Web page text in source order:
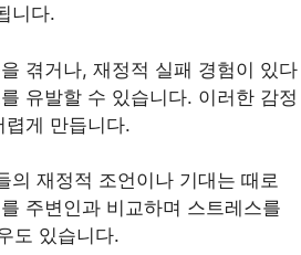
니다.
겪거나, 재정적 실패 경험이 있다
유발할 수 있습니다. 이러한 감정
게 만듭니다.
의 재정적 조언이나 기대는 때로
주변인과 비교하며 스트레스를
도 있습니다.